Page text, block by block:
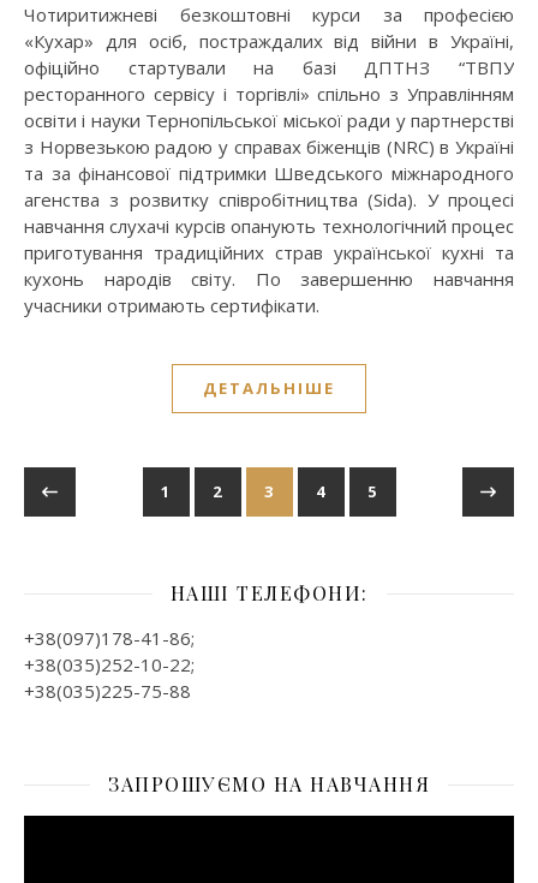
Чотиритижневі безкоштовні курси за професією
«Кухар» для осіб, постраждалих від війни в Україні,
офіційно стартували на базі ДПТНЗ “ТВПУ
ресторанного сервісу і торгівлі» спільно з Управлінням
освіти і науки Тернопільської міської ради у партнерстві
з Норвезькою радою у справах біженців (NRC) в Україні
та за фінансової підтримки Шведського міжнародного
агенства з розвитку співробітництва (Sida). У процесі
навчання слухачі курсів опанують технологічний процес
приготування традиційних страв української кухні та
кухонь народів світу. По завершенню навчання
учасники отримають сертифікати.
ДЕТАЛЬНІШЕ
1 2 3 4 5
НАШІ ТЕЛЕФОНИ:
+38(097)178-41-86;
+38(035)252-10-22;
+38(035)225-75-88
ЗАПРОШУЄМО НА НАВЧАННЯ
Відеопрогравач